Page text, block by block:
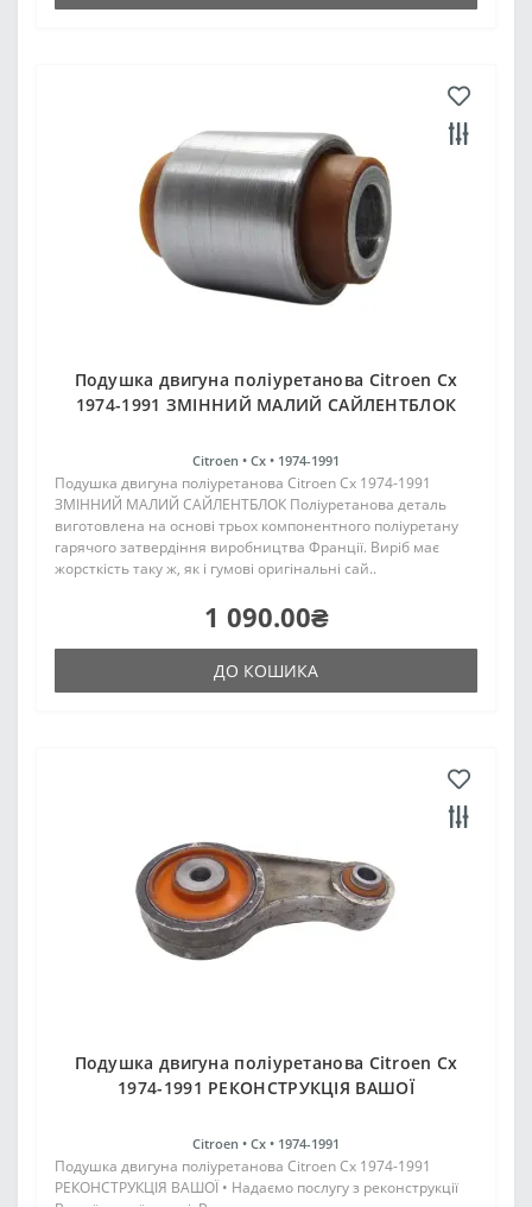
Подушка двигуна поліуретанова Citroen Cx
1974-1991 ЗМІННИЙ МАЛИЙ САЙЛЕНТБЛОК
Citroen • Cx • 1974-1991
Подушка двигуна поліуретанова Citroen Cx 1974-1991
ЗМІННИЙ МАЛИЙ САЙЛЕНТБЛОК Поліуретанова деталь
виготовлена на основі трьох компонентного поліуретану
гарячого затвердіння виробництва Франції. Виріб має
жорсткість таку ж, як і гумові оригінальні сай..
1 090.00₴
ДО КОШИКА
Подушка двигуна поліуретанова Citroen Cx
1974-1991 РЕКОНСТРУКЦІЯ ВАШОЇ
Citroen • Cx • 1974-1991
Подушка двигуна поліуретанова Citroen Cx 1974-1991
РЕКОНСТРУКЦІЯ ВАШОЇ • Надаємо послугу з реконструкції